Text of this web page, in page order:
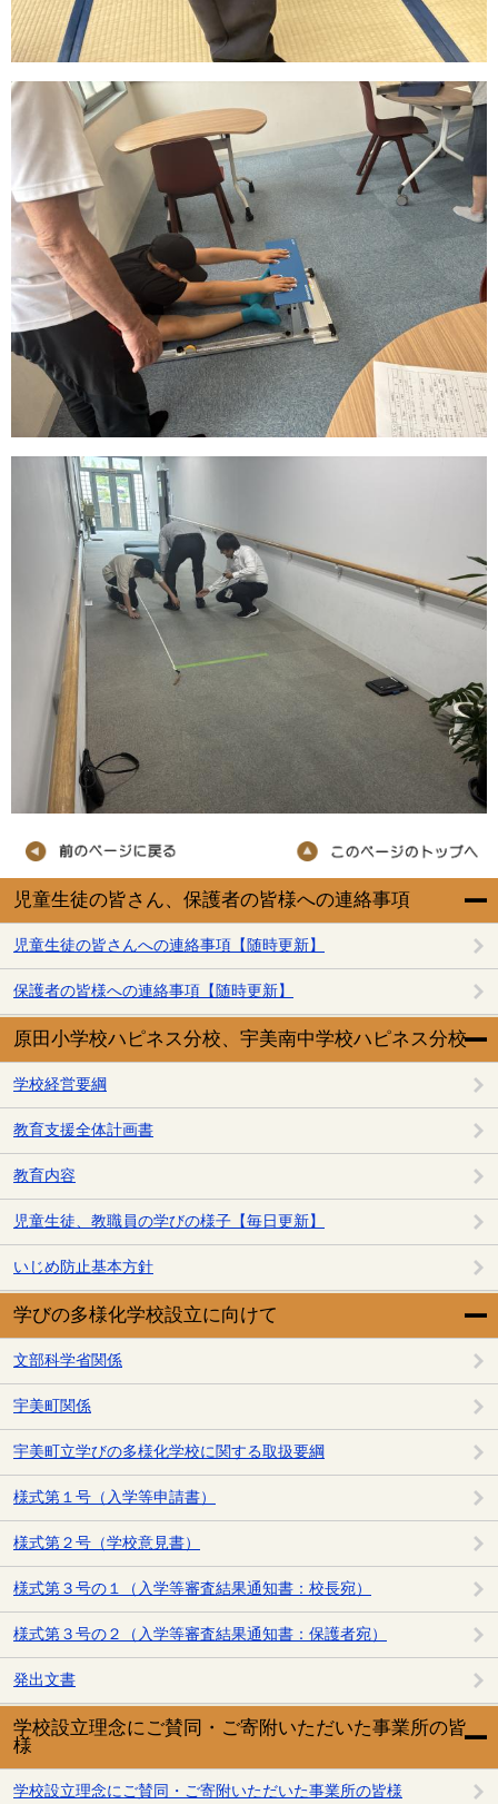
児童生徒の皆さん、保護者の皆様への連絡事項
児童生徒の皆さんへの連絡事項【随時更新】
保護者の皆様への連絡事項【随時更新】
原田小学校ハピネス分校、宇美南中学校ハピネス分校
学校経営要綱
教育支援全体計画書
教育内容
児童生徒、教職員の学びの様子【毎日更新】
いじめ防止基本方針
学びの多様化学校設立に向けて
文部科学省関係
宇美町関係
宇美町立学びの多様化学校に関する取扱要綱
様式第１号（入学等申請書）
様式第２号（学校意見書）
様式第３号の１（入学等審査結果通知書：校長宛）
様式第３号の２（入学等審査結果通知書：保護者宛）
発出文書
学校設立理念にご賛同・ご寄附いただいた事業所の皆
様
学校設立理念にご賛同・ご寄附いただいた事業所の皆様